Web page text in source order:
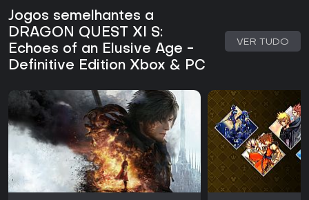
aqui um conteúdo substancial. A ausência de atualizações
contínuas ou elementos de live service faz do jogo um
produto finalizado, pronto para ser jogado imediatamente
nas plataformas Xbox e PC.
Jogos semelhantes a
DRAGON QUEST XI S:
Echoes of an Elusive Age -
Definitive Edition Xbox & PC
VER TUDO